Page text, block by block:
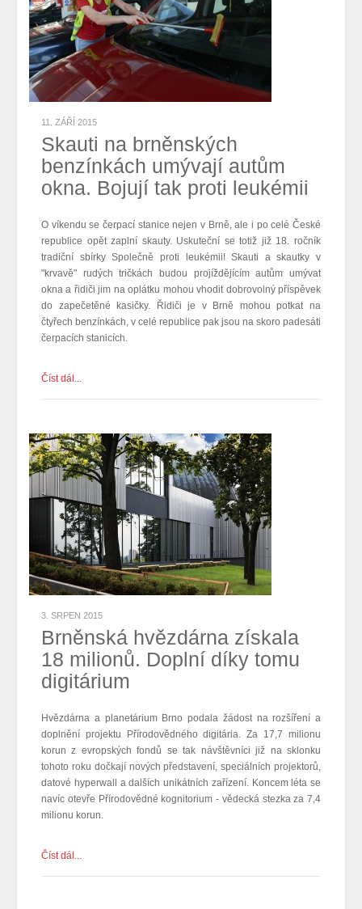
11. ZÁŘÍ 2015
Skauti na brněnských
benzínkách umývají autům
okna. Bojují tak proti leukémii
O víkendu se čerpací stanice nejen v Brně, ale i po celé České
republice opět zaplní skauty. Uskuteční se totiž již 18. ročník
tradiční sbírky Společně proti leukémii! Skauti a skautky v
"krvavě" rudých tričkách budou projíždějícím autům umývat
okna a řidiči jim na oplátku mohou vhodit dobrovolný příspěvek
do zapečetěné kasičky. Řidiči je v Brně mohou potkat na
čtyřech benzínkách, v celé republice pak jsou na skoro padesáti
čerpacích stanicích.
Číst dál...
3. SRPEN 2015
Brněnská hvězdárna získala
18 milionů. Doplní díky tomu
digitárium
Hvězdárna a planetárium Brno podala žádost na rozšíření a
doplnění projektu Přírodovědného digitária. Za 17,7 milionu
korun z evropských fondů se tak návštěvníci již na sklonku
tohoto roku dočkají nových představení, speciálních projektorů,
datové hyperwall a dalších unikátních zařízení. Koncem léta se
navíc otevře Přírodovědné kognitorium - vědecká stezka za 7,4
milionu korun.
Číst dál...